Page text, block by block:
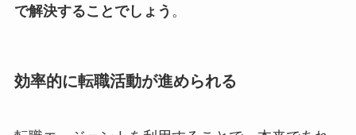
で解決することでしょう 。
効率的に転職活動が進められる